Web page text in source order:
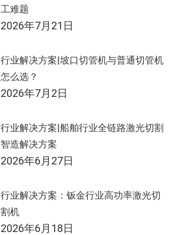
工难题
2026年7月21日
行业解决方案|坡口切管机与普通切管机
怎么选？
2026年7月2日
行业解决方案|船舶行业全链路激光切割
智造解决方案
2026年6月27日
行业解决方案：钣金行业高功率激光切
割机
2026年6月18日